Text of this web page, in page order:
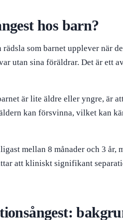
hos barn?
rädsla som barnet upplever när
utan sina föräldrar. Det är ett
är lite äldre eller yngre, är
kan försvinna, vilket kan
mellan 8 månader och 3
att kliniskt signifikant